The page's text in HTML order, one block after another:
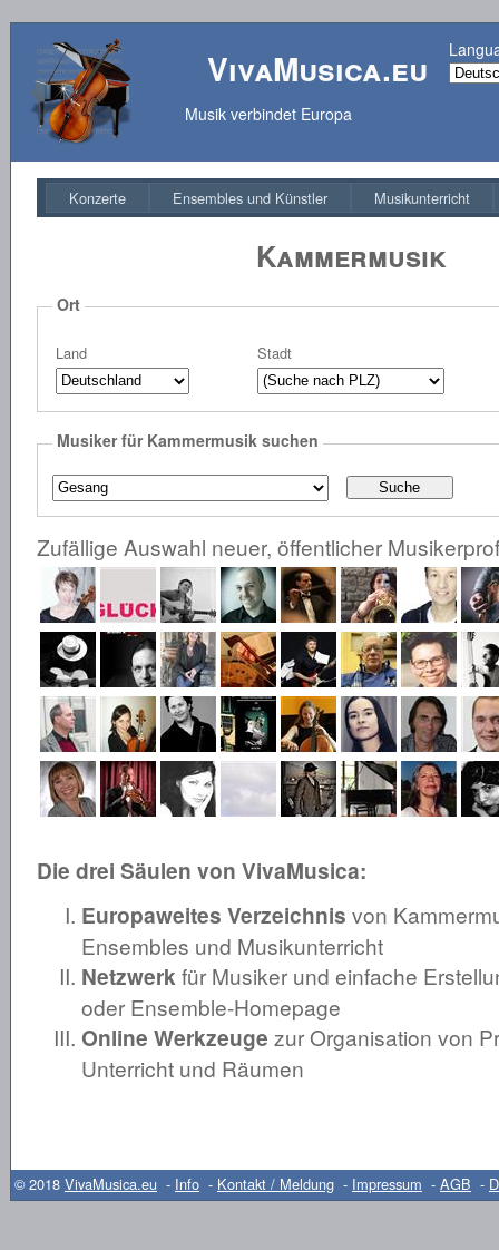
VivaMusica.eu
Musik verbindet Europa
Konzerte Ensembles und Künstler Musikunterricht
Kammermusik
Ort
Land Stadt
Musiker für Kammermusik suchen
Zufällige Auswahl neuer, öffentlicher
Die drei Säulen von VivaMusica:
Europaweites Verzeichnis von
Ensembles und Musikunterricht
Netzwerkfür Musiker und einfache
oder Ensemble-Homepage
Online Werkzeuge zur Organisation von
Unterricht und Räumen
© 2018 VivaMusica.eu - Info - Kontakt / Meldung - Impressum - AGB -